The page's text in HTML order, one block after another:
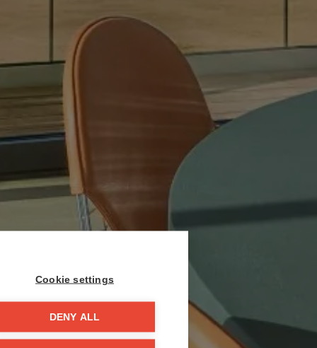
Cookie settings
DENY ALL